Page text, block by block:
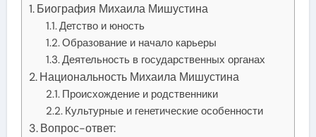
Биография Михаила Мишустина
Детство и юность
Образование и начало карьеры
Деятельность в государственных органах
Национальность Михаила Мишустина
Происхождение и родственники
Культурные и генетические особенности
Вопрос-ответ: